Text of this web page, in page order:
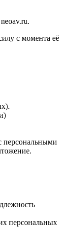
с момента её
персональными
персональных